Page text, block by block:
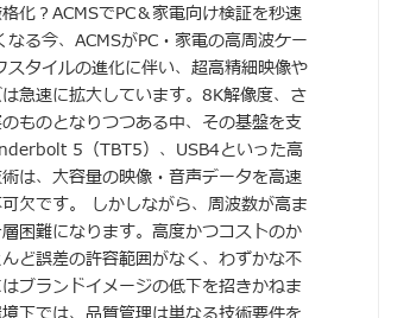
化？ACMSでPC＆家電向け検証を秒速
る今、ACMSがPC・家電の高周波ケー
タイルの進化に伴い、超高精細映像や
急速に拡大しています。8K解像度、さ
ものとなりつつある中、その基盤を支
5（TBT5）、USB4といった高
は、大容量の映像・音声データを高速
欠です。 しかしながら、周波数が高ま
困難になります。高度かつコストのか
ど誤差の許容範囲がなく、わずかな不
ブランドイメージの低下を招きかねま